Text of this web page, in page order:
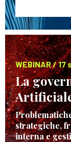
WEBINAR /
La
strategiche,
interna e